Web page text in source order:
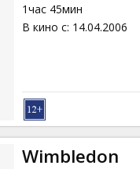
1час 45мин
В кино с: 14.04.2006
Wimbledon